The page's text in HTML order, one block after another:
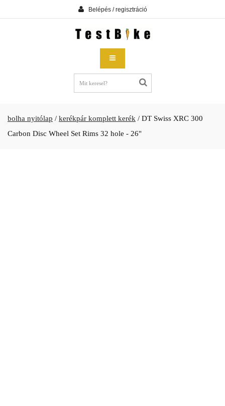
Belépés / regisztráció
bolha nyitólap / kerékpár komplett kerék / DT Swiss XRC 300
Carbon Disc Wheel Set Rims 32 hole - 26"